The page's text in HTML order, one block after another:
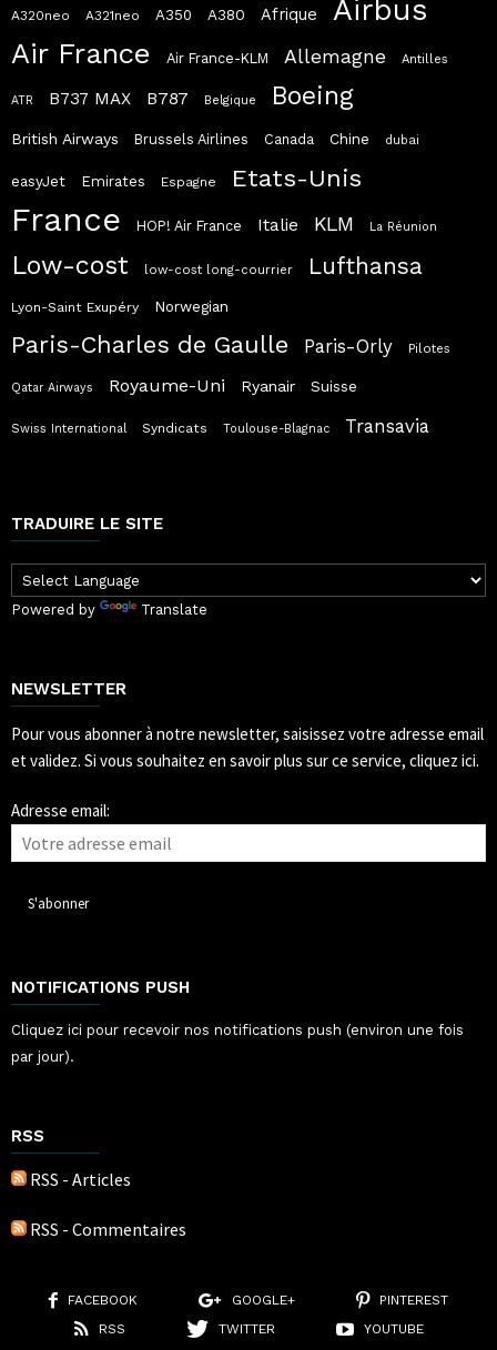
A320neo A321neo A350 A380 Afrique Airbus
Air France Air France-KLM Allemagne Antilles
ATR B737 MAX B787 Belgique Boeing
British Airways Brussels Airlines Canada Chine dubai
easyJet Emirates Espagne Etats-Unis
France HOP! Air France Italie KLM La Réunion
Low-cost low-cost long-courrier Lufthansa
Lyon-Saint Exupéry Norwegian
Paris-Charles de Gaulle Paris-Orly Pilotes
Qatar Airways Royaume-Uni Ryanair Suisse
Swiss International Syndicats Toulouse-Blagnac Transavia
TRADUIRE LE SITE
Powered by Translate
NEWSLETTER
Pour vous abonner à notre newsletter, saisissez votre adresse email
et validez. Si vous souhaitez en savoir plus sur ce service, cliquez ici.
Adresse email:
NOTIFICATIONS PUSH
Cliquez ici pour recevoir nos notifications push (environ une fois
par jour).
RSS
RSS - Articles
RSS - Commentaires
FACEBOOK GOOGLE+
PINTEREST
RSS
TWITTER YOUTUBE